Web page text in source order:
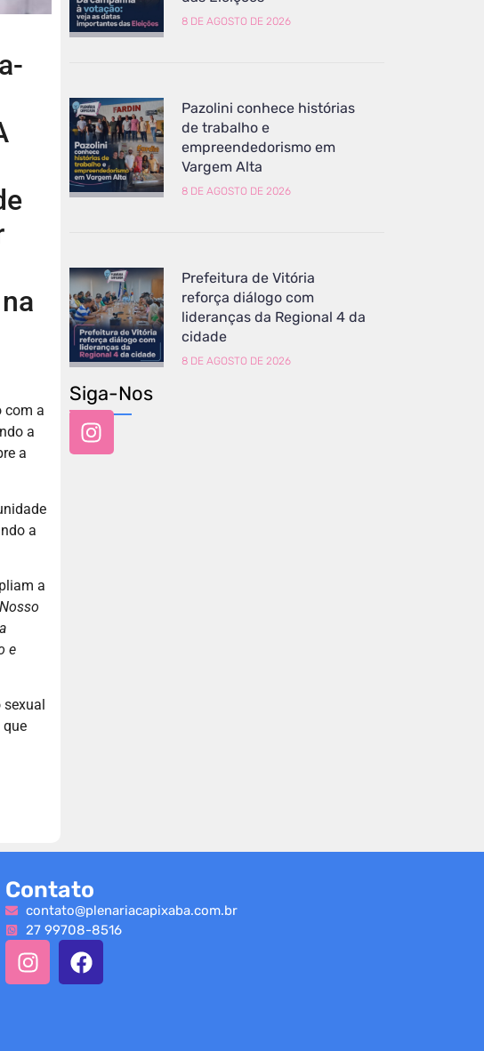
com a
a
a
a
a
e
que
8 DE AGOSTO DE 2026
Pazolini conhece histórias
de trabalho e
empreendedorismo em
Vargem Alta
8 DE AGOSTO DE 2026
Prefeitura de Vitória
reforça diálogo com
lideranças da Regional 4 da
cidade
8 DE AGOSTO DE 2026
Siga-Nos
Contato
contato@plenariacapixaba.com.br
27 99708-8516